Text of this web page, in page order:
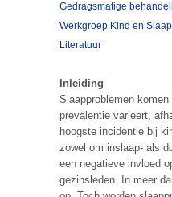
Gedragsmatige
Werkgroep Kind en Slaap
Literatuur
Inleiding
Slaapproblemen
prevalentie varieert,
hoogste incidentie bij
zowel om inslaap- als
een negatieve invloed
gezinsleden. In meer